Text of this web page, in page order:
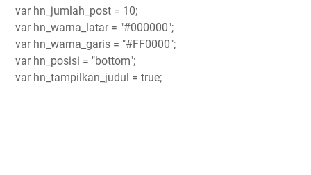
var hn_jumlah_post = 10;
var hn_warna_latar = "#000000";
var hn_warna_garis = "#FF0000";
var hn_posisi = "bottom";
var hn_tampilkan_judul = true;